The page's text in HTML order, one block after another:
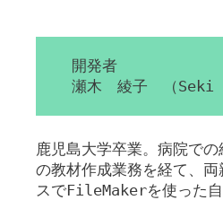
開発者
瀬木 綾子 （Seki
鹿児島大学卒業。病院で
の教材作成業務を経て、
スでFileMakerを使った